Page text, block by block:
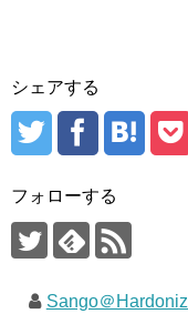
シェアする
フォローする
Sango＠